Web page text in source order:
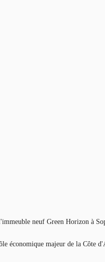
neuf Green Horizon
économique majeur de la